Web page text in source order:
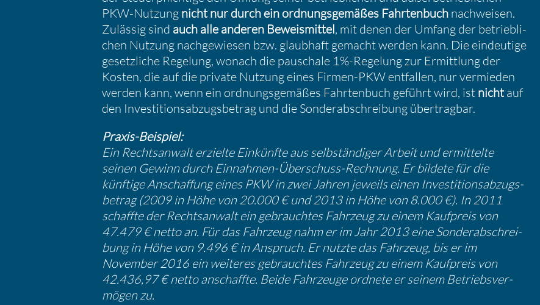
PKW-Nutzung nicht nur durch ein ordnungs­ge­mäßes Fahrten­buch nachweisen.
Zulässig sind auch alle anderen Beweis­mittel, mit denen der Umfang der betrieb­li­
chen Nutzung nachge­wiesen bzw. glaub­haft gemacht werden kann. Die eindeu­tige
gesetz­liche Regelung, wonach die pauschale 1%-Regelung zur Ermitt­lung der
Kosten, die auf die private Nutzung eines Firmen-PKW entfallen, nur vermieden
werden kann, wenn ein ordnungs­ge­mäßes Fahrten­buch geführt wird, ist nichtauf
den Inves­ti­ti­ons­ab­zugs­be­trag und die Sonder­ab­schrei­bung übertragbar.
Praxis-Beispiel:
Ein Rechts­an­walt erzielte Einkünfte aus selbstän­diger Arbeit und ermit­telte
seinen Gewinn durch Einnahmen-Überschuss-Rechnung. Er bildete für die
künftige Anschaf­fung eines PKW in zwei Jahren jeweils einen Inves­ti­ti­ons­ab­zugs­
be­trag (2009 in Höhe von 20.000 € und 2013 in Höhe von 8.000 €). In 2011
schaffte der Rechts­an­walt ein gebrauchtes Fahrzeug zu einem Kaufpreis von
47.479 € netto an. Für das Fahrzeug nahm er im Jahr 2013 eine Sonder­ab­schrei­
bung in Höhe von 9.496 € in Anspruch. Er nutzte das Fahrzeug, bis er im
November 2016 ein weiteres gebrauchtes Fahrzeug zu einem Kaufpreis von
42.436,97 € netto anschaffte. Beide Fahrzeuge ordnete er seinem Betriebs­ver­
mögen zu.